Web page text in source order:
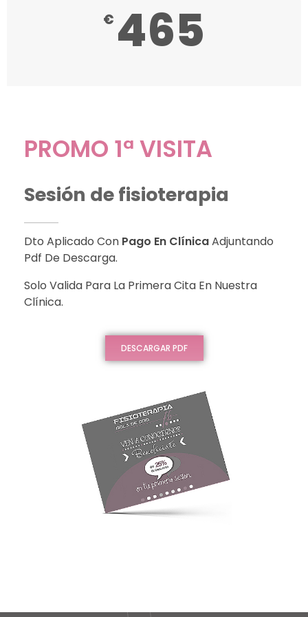
€ 465
PROMO 1ª VISITA
Sesión de fisioterapia
Dto Aplicado Con Pago En ClínicaAdjuntando
Pdf De Descarga.
Solo Valida Para La Primera Cita En Nuestra
Clínica.
DESCARGAR PDF